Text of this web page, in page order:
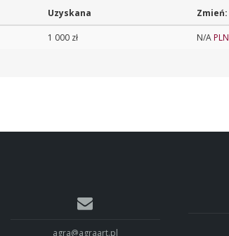
Uzyskana Zmień:
1 000 zł N/APLN
agra@agraart.pl